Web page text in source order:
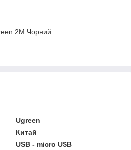
2М Чорний
Ugreen
Китай
USB - micro USB